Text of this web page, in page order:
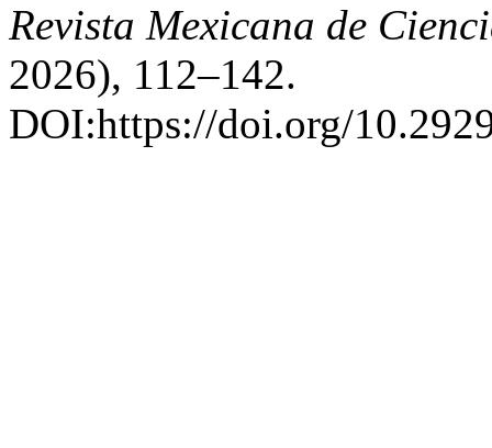
Revista Mexicana de
2026), 112–142.
DOI:https://doi.org/